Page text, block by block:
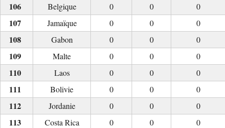
Belgique
0 0
0
Jamaïque
0 0
0
Gabon
0 0
0
Malte
0 0
0
Laos
0 0
0
Bolivie
0 0
0
Jordanie
0 0
0
Costa Rica
0 0
0